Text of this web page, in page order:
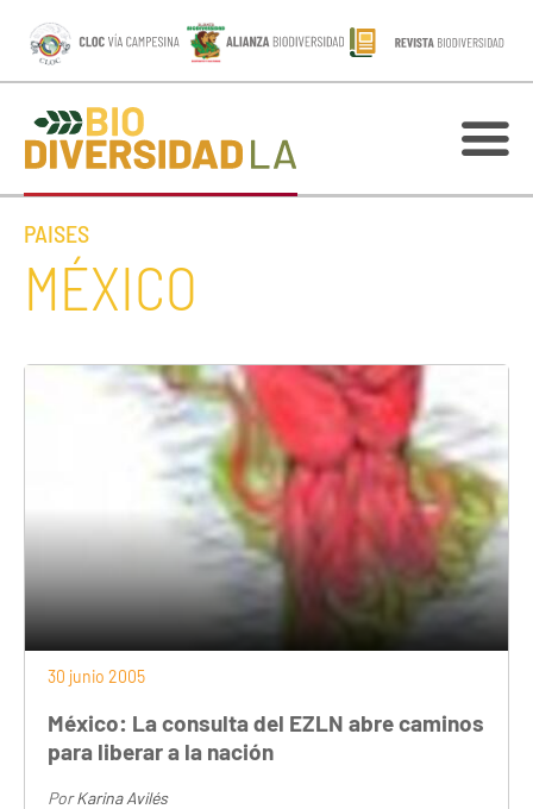
PAISES
MÉXICO
30 junio 2005
México: La consulta del EZLN abre caminos
para liberar a la nación
PorKarina Avilés